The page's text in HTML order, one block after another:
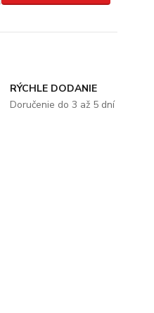
RÝCHLE DODANIE
Doručenie do 3 až 5 dní